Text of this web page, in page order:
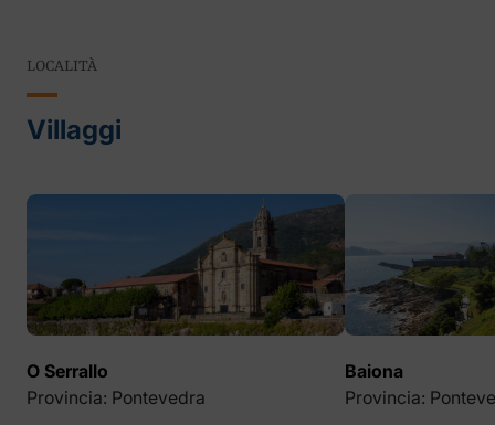
LOCALITÀ
Villaggi
O Serrallo
Provincia: Pontevedra
Baiona
Provincia: